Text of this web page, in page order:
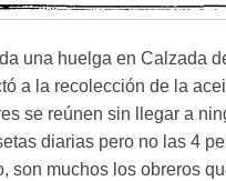
una huelga en Calzada
a la recolección de la
se reúnen sin llegar a
diarias pero no las 4
son muchos los obreros